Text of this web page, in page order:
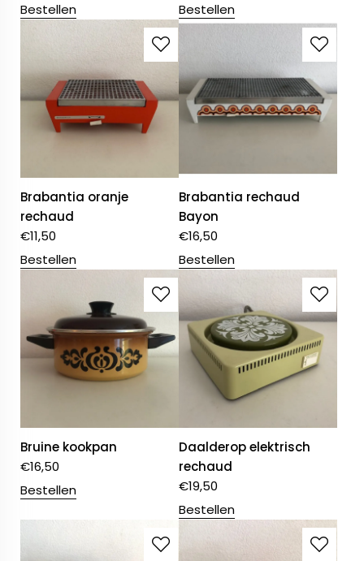
Bestellen
Bestellen
Brabantia oranje
rechaud
€11,50
Bestellen
Brabantia rechaud
Bayon
€16,50
Bestellen
Bruine kookpan
€16,50
Bestellen
Daalderop elektrisch
rechaud
€19,50
Bestellen